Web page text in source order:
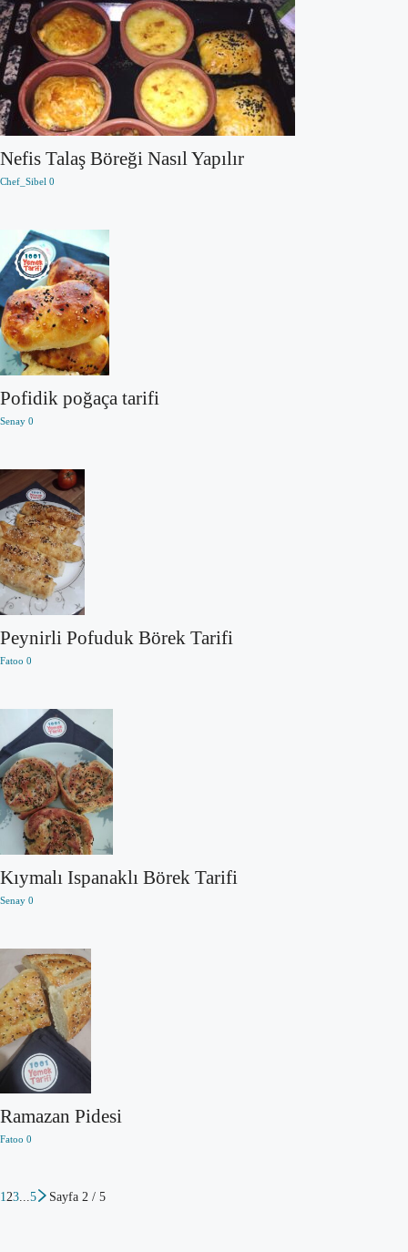
Nefis Talaş Böreği Nasıl Yapılır
Chef_Sibel 0
Pofidik poğaça tarifi
Senay 0
Peynirli Pofuduk Börek Tarifi
Fatoo 0
Kıymalı Ispanaklı Börek Tarifi
Senay 0
Ramazan Pidesi
Fatoo 0
123...5 Sayfa 2 / 5